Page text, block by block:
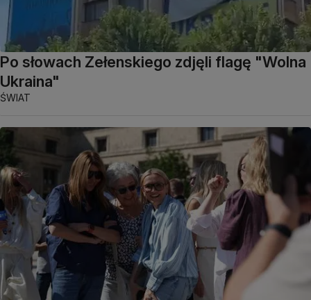
Po słowach Zełenskiego zdjęli flagę "Wolna
Ukraina"
ŚWIAT